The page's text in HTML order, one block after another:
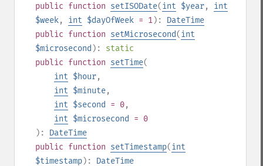
public function setISODate(int $year, int
$week, int $dayOfWeek = 1): DateTime
public function setMicrosecond(int
$microsecond ): static
public function setTime(
int $hour,
int $minute,
int $second = 0,
int $microsecond
= 0
): DateTime
public function setTimestamp(int
$timestamp): DateTime